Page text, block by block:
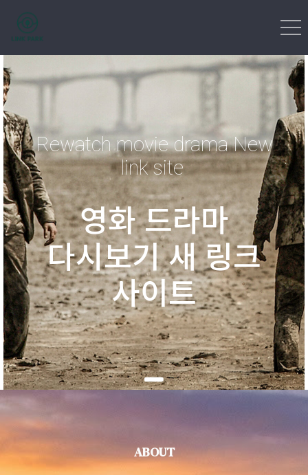
Rewatch movie drama New
link site
영화 드라마
다시보기 새 링크
사이트
ABOUT